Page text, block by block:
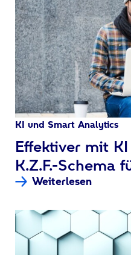
KI und Smart Analytics
:Effektiver mit
K.Z.F.-Schema
Weiterlesen